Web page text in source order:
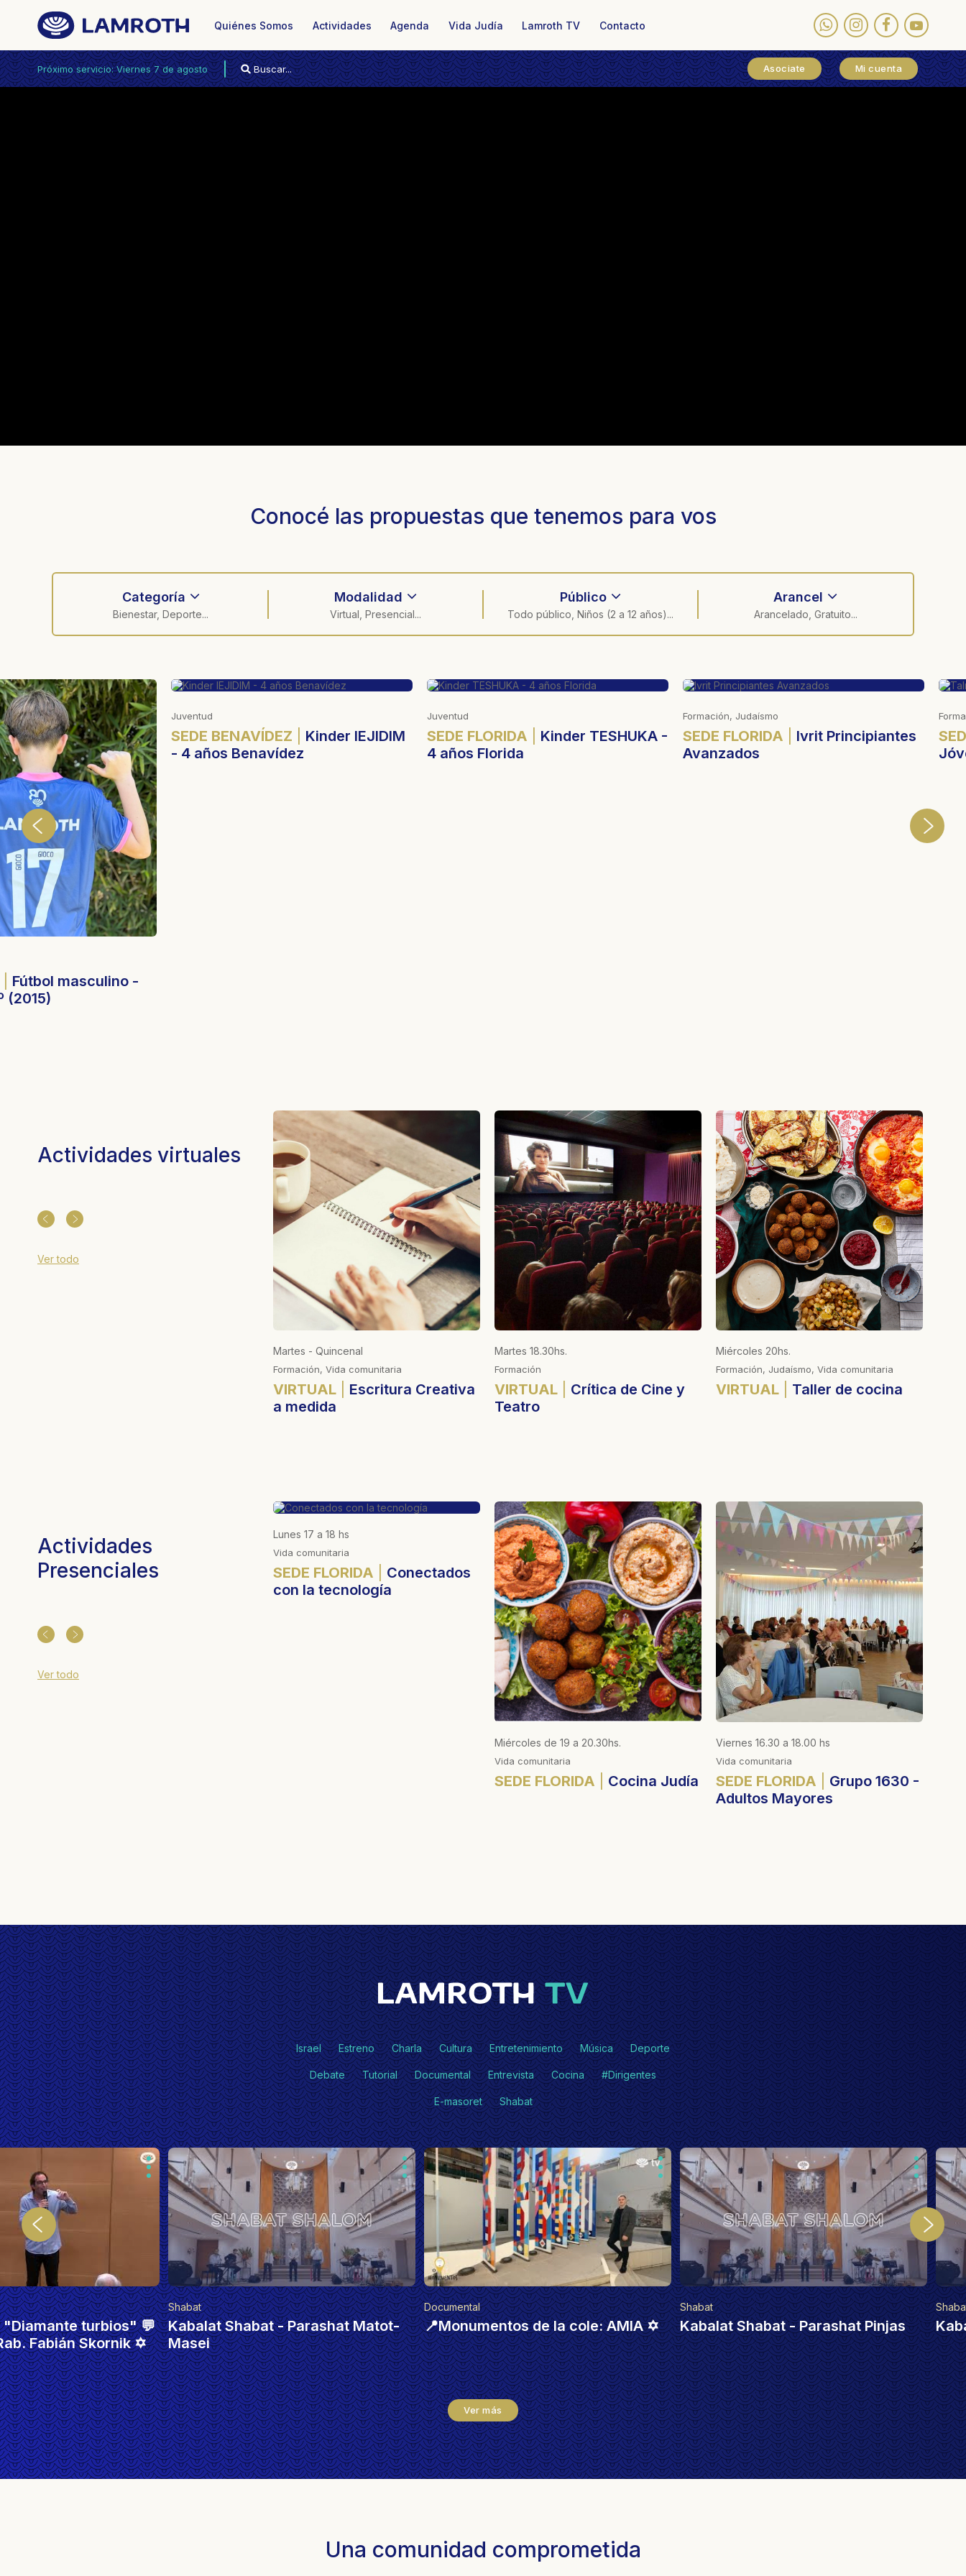
Quiénes Somos Actividades Agenda Vida Judía Lamroth TV Contacto
Próximo servicio: Viernes 7 de agosto 19.15hs. Asociate Mi cuenta
Conocé las propuestas que tenemos para vos
Categoría
Bienestar, Deporte...
Modalidad
Virtual, Presencial...
Público
Todo público, Niños (2 a 12 años)...
Arancel
Arancelado, Gratuito...
Kinder IEJIDIM
Juventud
SEDE FLORIDA Kinder TESHUKA -
4 años Florida
Formación, Judaísmo
SEDE FLORIDA
Ivrit Principiantes
Avanzados
Formación, Judaísmo
SEDE FLORIDA
Talmud Torá
Jóvenes
la
Actividades virtuales
Ver todo
Martes - Quincenal
Formación, Vida comunitaria
VIRTUAL
Escritura Creativa
a medida
Martes 18.30hs.
Formación
VIRTUAL
Crítica de Cine y
Teatro
Miércoles 20hs.
Formación, Judaísmo, Vida comunitaria
VIRTUAL Taller de cocina
Actividades
Presenciales
Ver todo
Lunes 17 a 18 hs
Vida comunitaria
SEDE FLORIDA
Conectados
con la tecnología
Miércoles de 19 a 20.30hs.
Vida comunitaria
SEDE FLORIDA Cocina Judía
Viernes 16.30 a 18.00 hs
Vida comunitaria
SEDE FLORIDA
Grupo 1630 -
Adultos Mayores
Israel Estreno Charla Cultura Entretenimiento Música Deporte
Debate Tutorial Documental Entrevista Cocina #Dirigentes
E-masoret Shabat
- Parashat Matot-
Documental
📍Monumentos de la cole: AMIA ✡️
Shabat
Kabalat Shabat - Parashat Pinjas
Shabat
Kabalat Shabat - Parashat Korach
Ver más
Una comunidad comprometida